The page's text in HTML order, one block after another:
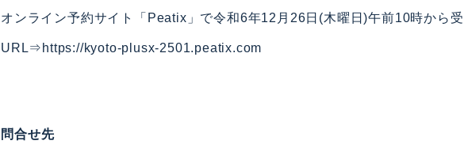
オンライン予約サイト「Peatix」で令和6年12月26日(木曜日)午前10時から
URL⇒ https://kyoto-plusx-2501.peatix.com
問合せ先